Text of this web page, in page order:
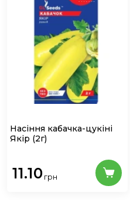
Насіння кабачка-цукіні
Якір (2г)
11.10 грн